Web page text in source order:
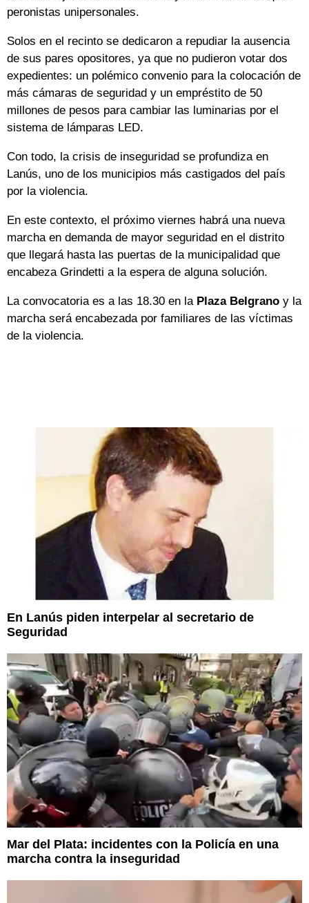
peronistas unipersonales.
Solos en el recinto se dedicaron a repudiar la ausencia
de sus pares opositores, ya que no pudieron votar dos
expedientes: un polémico convenio para la colocación de
más cámaras de seguridad y un empréstito de 50
millones de pesos para cambiar las luminarias por el
sistema de lámparas LED.
Con todo, la crisis de inseguridad se profundiza en
Lanús, uno de los municipios más castigados del país
por la violencia.
En este contexto, el próximo viernes habrá una nueva
marcha en demanda de mayor seguridad en el distrito
que llegará hasta las puertas de la municipalidad que
encabeza Grindetti a la espera de alguna solución.
La convocatoria es a las 18.30 en la Plaza Belgrano y la
marcha será encabezada por familiares de las víctimas
de la violencia.
En Lanús piden interpelar al secretario de
Seguridad
Mar del Plata: incidentes con la Policía en una
marcha contra la inseguridad